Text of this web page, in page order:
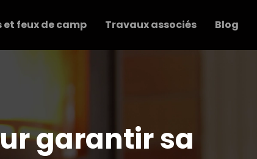
et feux de camp Travaux associés Blog
garantir sa